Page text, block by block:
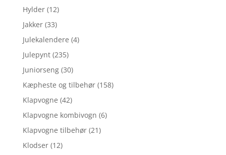
Hylder (12)
Jakker (33)
Julekalendere (4)
Julepynt (235)
Juniorseng (30)
Kæpheste og tilbehør (158)
Klapvogne (42)
Klapvogne kombivogn (6)
Klapvogne tilbehør (21)
Klodser (12)